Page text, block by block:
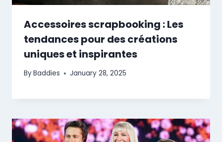
Accessoires scrapbooking : Les
tendances pour des créations
uniques et inspirantes
ByBaddies January 28, 2025